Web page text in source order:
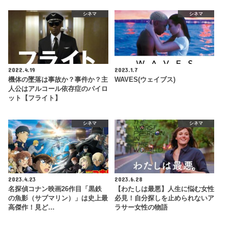
シネマ
2022.4.19
機体の墜落は事故か？事件か？主
人公はアルコール依存症のパイロ
ット【フライト】
シネマ
2023.1.7
WAVES(ウェイブス)
シネマ
2023.4.23
名探偵コナン映画26作目「黒鉄
の魚影（サブマリン）」は史上最
高傑作！見ど…
シネマ
2023.6.28
【わたしは最悪】人生に悩む女性
必見！自分探しを止められないア
ラサー女性の物語